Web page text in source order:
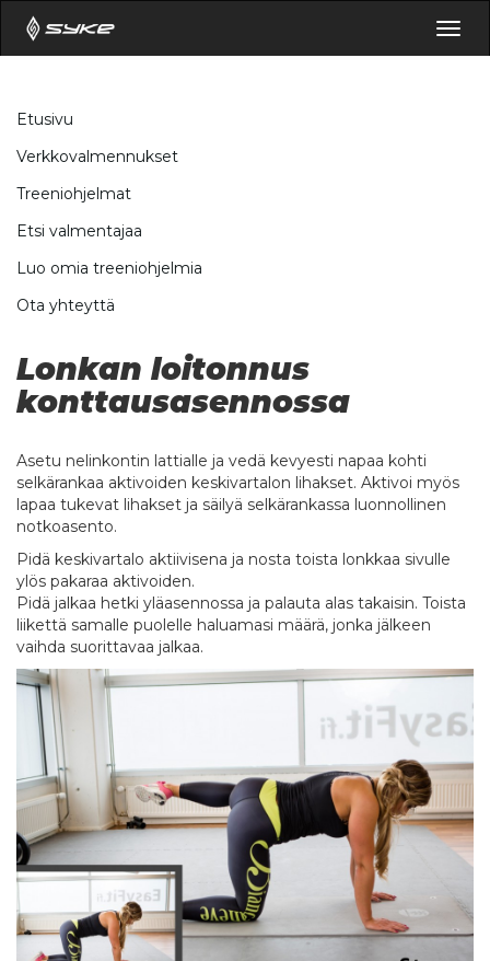
Etusivu
Verkkovalmennukset
Treeniohjelmat
Etsi valmentajaa
Luo omia treeniohjelmia
Ota yhteyttä
Lonkan loitonnus
konttausasennossa
Asetu nelinkontin lattialle ja vedä kevyesti napaa kohti
selkärankaa aktivoiden keskivartalon lihakset. Aktivoi myös
lapaa tukevat lihakset ja säilyä selkärankassa luonnollinen
notkoasento.
Pidä keskivartalo aktiivisena ja nosta toista lonkkaa sivulle
ylös pakaraa aktivoiden.
Pidä jalkaa hetki yläasennossa ja palauta alas takaisin. Toista
liikettä samalle puolelle haluamasi määrä, jonka jälkeen
vaihda suorittavaa jalkaa.